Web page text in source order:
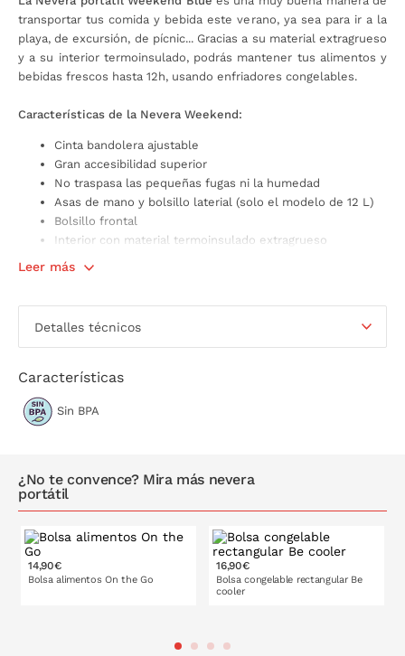
transportar tus comida y bebida este verano, ya sea para ir a la
playa, de excursión, de pícnic... Gracias a su material extragrueso
y a su interior termoinsulado, podrás mantener tus alimentos y
bebidas frescos hasta 12h, usando enfriadores congelables.
Características de la Nevera Weekend:
Cinta bandolera ajustable
Gran accesibilidad superior
No traspasa las pequeñas fugas ni la humedad
Asas de mano y bolsillo laterial (solo el modelo de 12 L)
Bolsillo frontal
Interior con material termoinsulado extragrueso
Tejido interior Food Save
aluminio libre de BPA
Disponible en tres capacidades:
x 22,5 cm
x 22 cm
Leer más
Detalles técnicos
Características
Sin BPA
¿No te convence? Mira más nevera
portátil
14,90€
Bolsa alimentos On the Go
16,90€
Bolsa congelable rectangular Be
cooler